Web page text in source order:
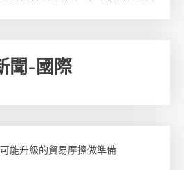
聞-國際
能升級的貿易摩擦做準備